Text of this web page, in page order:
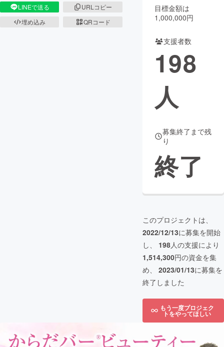
CAMPFIREふるさと納税
コミュニティ
LINEで送る
URLコピー
埋め込み
QRコード
目標金額は
1,000,000円
支援者数
198
人
募集終了まで残
り
終了
このプロジェクトは、
2022/12/13に募集を開始
し、 198人の支援により
1,514,300円の資金を集
め、 2023/01/13に募集を
終了しました
もう一度プロジェク
トをやってほしい